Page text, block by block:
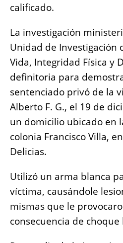
calificado.
La investigación
Unidad de Investigación
Vida, Integridad Física y
definitoria para
sentenciado privó de la
Alberto F. G., el 19 de
un domicilio ubicado en
colonia Francisco Villa,
Delicias.
Utilizó un arma blanca
víctima, causándole
mismas que le
consecuencia de